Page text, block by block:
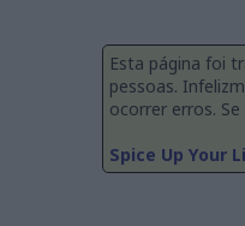
Esta página foi
pessoas.
ocorrer erros.
Spice Up Your